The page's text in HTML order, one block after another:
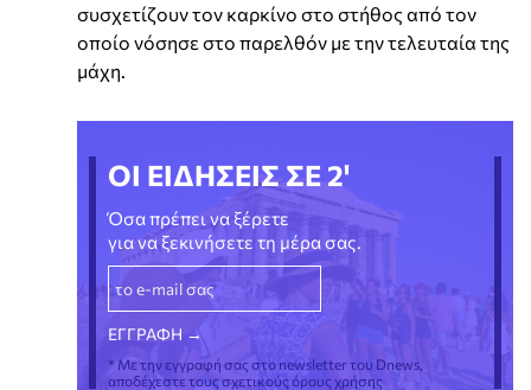
συσχετίζουν τον καρκίνο στο στήθος από τον
οποίο νόσησε στο παρελθόν με την τελευταία της
μάχη.
ΟΙ ΕΙΔΗΣΕΙΣ ΣΕ 2'
Όσα πρέπει να ξέρετε
για να ξεκινήσετε τη μέρα σας.
* Με την εγγραφή σας στο newsletter του Dnews,
αποδέχεστε τους σχετικούς όρους χρήσης